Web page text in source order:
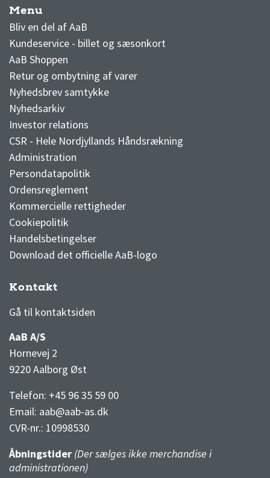
Menu
Bliv en del af AaB
Kundeservice - billet og sæsonkort
AaB Shoppen
Retur og ombytning af varer
Nyhedsbrev samtykke
Nyhedsarkiv
Investor relations
CSR - Hele Nordjyllands Håndsrækning
Administration
Persondatapolitik
Ordensreglement
Kommercielle rettigheder
Cookiepolitik
Handelsbetingelser
Download det officielle AaB-logo
Kontakt
Gå til kontaktsiden
AaB A/S
Hornevej 2
9220 Aalborg Øst
Telefon: +45 96 35 59 00
Email: aab@aab-as.dk
CVR-nr.: 10998530
Åbningstider (Der sælges ikke merchandise i
administrationen)